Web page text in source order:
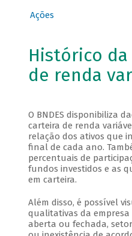
Ações
Histórico
de renda
O BNDES disponibiliza
carteira de renda
relação dos ativos que
final de cada ano.
percentuais de
fundos investidos e as
em carteira.
Além disso, é possível
qualitativas da empresa
aberta ou fechada,